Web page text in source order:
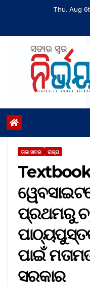
Thu. Aug
ତାଜା ଖବର ରାଜ୍ୟ
ପ୍ରଥମରୁ
ପାଇଁ
ସରକାର